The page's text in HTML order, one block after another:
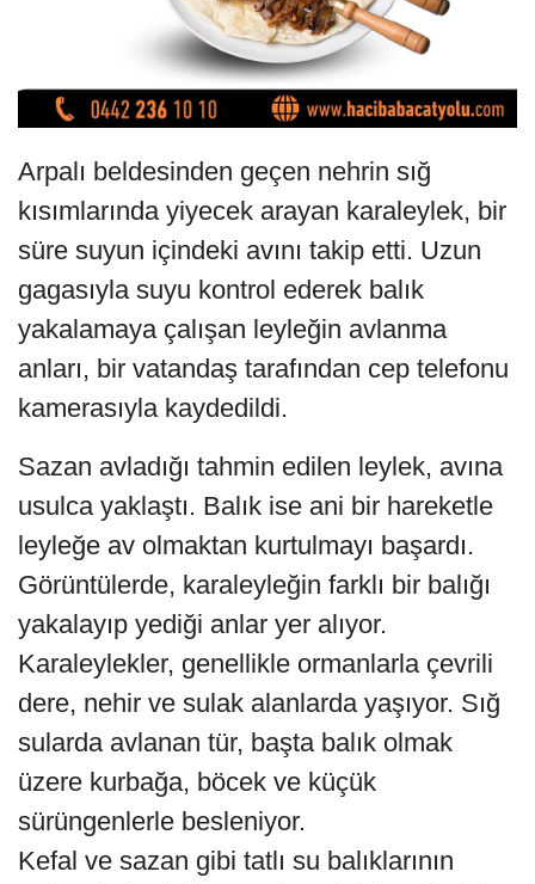
Arpalı beldesinden geçen nehrin sığ
kısımlarında yiyecek arayan karaleylek, bir
süre suyun içindeki avını takip etti. Uzun
gagasıyla suyu kontrol ederek balık
yakalamaya çalışan leyleğin avlanma
anları, bir vatandaş tarafından cep telefonu
kamerasıyla kaydedildi.
Sazan avladığı tahmin edilen leylek, avına
usulca yaklaştı. Balık ise ani bir hareketle
leyleğe av olmaktan kurtulmayı başardı.
Görüntülerde, karaleyleğin farklı bir balığı
yakalayıp yediği anlar yer alıyor.
Karaleylekler, genellikle ormanlarla çevrili
dere, nehir ve sulak alanlarda yaşıyor. Sığ
sularda avlanan tür, başta balık olmak
üzere kurbağa, böcek ve küçük
sürüngenlerle besleniyor.
Kefal ve sazan gibi tatlı su balıklarının